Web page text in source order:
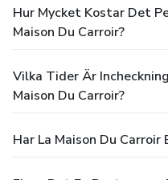
Hur Mycket Kostar Det
Maison Du Carroir?
Vilka Tider Är
Maison Du Carroir?
Har La Maison Du Carroir